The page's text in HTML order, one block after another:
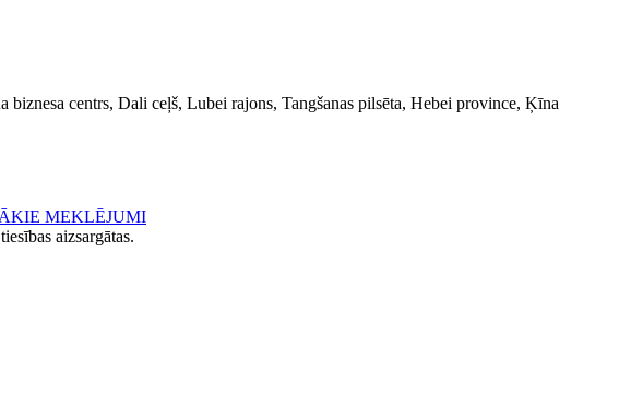
biznesa centrs, Dali ceļš, Lubei rajons, Tangšanas pilsēta, Hebei province, Ķīna
MEKLĒJUMI
aizsargātas.